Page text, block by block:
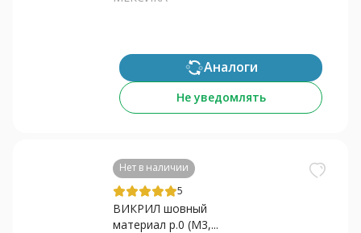
Аналоги
Не уведомлять
Нет в наличии
5
ВИКРИЛ шовный
материал р.0 (M3,...